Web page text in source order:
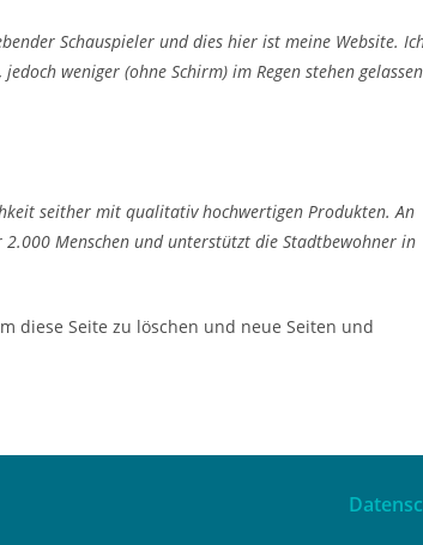
Schauspieler und dies hier ist meine Website.
weniger (ohne Schirm) im Regen stehen gelassen
seither mit qualitativ hochwertigen Produkten. An
Menschen und unterstützt die Stadtbewohner in
diese Seite zu löschen und neue Seiten und